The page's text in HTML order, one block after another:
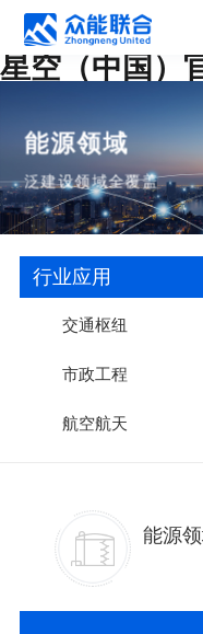
星空（中国）
能源领域
泛建设领域全覆盖
行业应用
交通枢纽
市政工程
航空航天
能源